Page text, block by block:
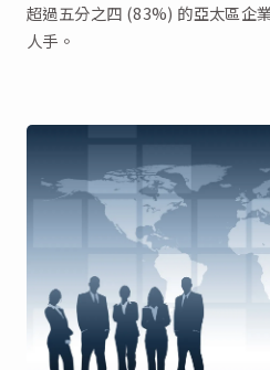
超過五分之四 (83%) 的亞太區企
人手。